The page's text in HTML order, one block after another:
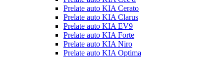
Prelate auto KIA Cerato
Prelate auto KIA Clarus
Prelate auto KIA EV9
Prelate auto KIA Forte
Prelate auto KIA Niro
Prelate auto KIA Optima